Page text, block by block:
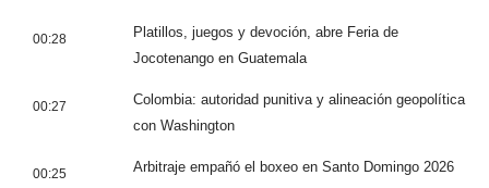
00:28
Platillos, juegos y devoción, abre Feria de
Jocotenango en Guatemala
00:27
Colombia: autoridad punitiva y alineación geopolítica
con Washington
00:25 Arbitraje empañó el boxeo en Santo Domingo 2026